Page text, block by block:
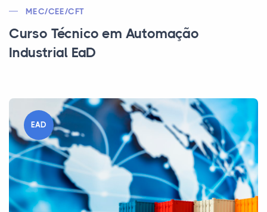
MEC/CEE/CFT
Curso Técnico em Automação
Industrial EaD
EAD